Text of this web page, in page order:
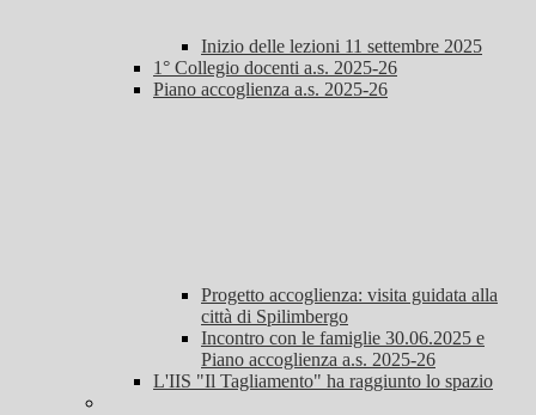
Inizio delle lezioni 11 settembre 2025
1° Collegio docenti a.s. 2025-26
Piano accoglienza a.s. 2025-26
Progetto accoglienza: visita guidata alla
città di Spilimbergo
Incontro con le famiglie 30.06.2025 e
Piano accoglienza a.s. 2025-26
L'IIS "Il Tagliamento" ha raggiunto lo spazio